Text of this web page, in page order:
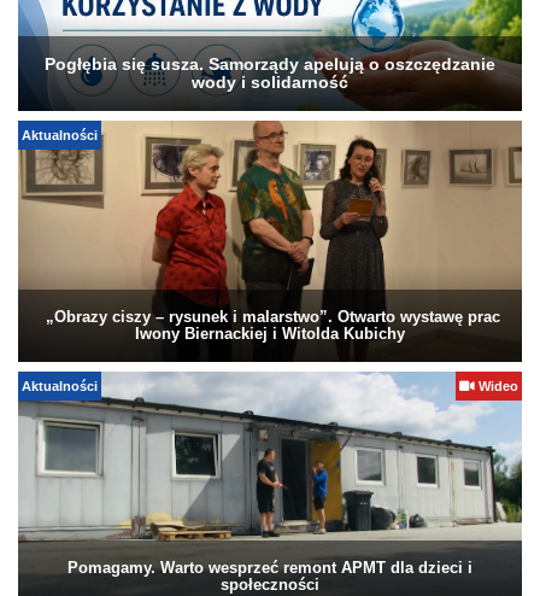
Pogłębia się susza. Samorządy apelują o oszczędzanie
wody i solidarność
Aktualności
„Obrazy ciszy – rysunek i malarstwo”. Otwarto wystawę prac
Iwony Biernackiej i Witolda Kubichy
Aktualności Wideo
Pomagamy. Warto wesprzeć remont APMT dla dzieci i
społeczności